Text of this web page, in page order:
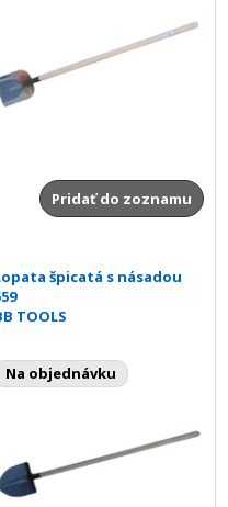
Pridať do zoznamu
špicatá s násadou
TOOLS
Na objednávku